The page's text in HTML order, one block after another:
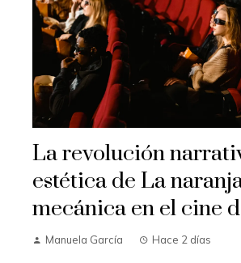
La revolución
estética de La
mecánica en el cine
Manuela García Hace 2 días